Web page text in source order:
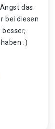
das
bei diesen
:)